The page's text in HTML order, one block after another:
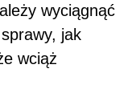
wyciągnąć
jak
wciąż